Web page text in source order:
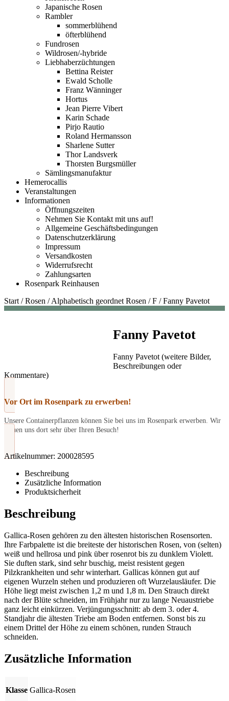
Japanische Rosen
Rambler
sommerblühend
öfterblühend
Fundrosen
Wildrosen/-hybride
Liebhaberzüchtungen
Bettina Reister
Ewald Scholle
Franz Wänninger
Hortus
Jean Pierre Vibert
Karin Schade
Pirjo Rautio
Roland Hermansson
Sharlene Sutter
Thor Landsverk
Thorsten Burgsmüller
Sämlingsmanufaktur
Hemerocallis
Veranstaltungen
Informationen
Öffnungszeiten
Nehmen Sie Kontakt mit uns auf!
Allgemeine Geschäftsbedingungen
Datenschutzerklärung
Impressum
Versandkosten
Widerrufsrecht
Zahlungsarten
Rosenpark Reinhausen
Start /Rosen /Alphabetisch geordnet Rosen /F /Fanny Pavetot
Fanny Pavetot
Fanny Pavetot (weitere Bilder,
Beschreibungen oder
Kommentare)
Vor Ort im Rosenpark zu erwerben!
Unsere Containerpflanzen können Sie bei uns im Rosenpark erwerben. Wir
freuen uns dort sehr über Ihren Besuch!
Artikelnummer: 200028595
Beschreibung
Zusätzliche Information
Produktsicherheit
Beschreibung
Gallica-Rosen gehören zu den ältesten historischen Rosensorten.
Ihre Farbpalette ist die breiteste der historischen Rosen, von (selten)
weiß und hellrosa und pink über rosenrot bis zu dunklem Violett.
Sie duften stark, sind sehr buschig, meist resistent gegen
Pilzkrankheiten und sehr winterhart. Gallicas können gut auf
eigenen Wurzeln stehen und produzieren oft Wurzelausläufer. Die
Höhe liegt meist zwischen 1,2 m und 1,8 m. Den Strauch direkt
nach der Blüte schneiden, im Frühjahr nur zu lange Neuaustriebe
ganz leicht einkürzen. Verjüngungsschnitt: ab dem 3. oder 4.
Standjahr die ältesten Triebe am Boden entfernen. Sonst bis zu
einem Drittel der Höhe zu einem schönen, runden Strauch
schneiden.
Zusätzliche Information
Klasse Gallica-Rosen